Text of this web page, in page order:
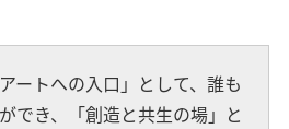
ートへの入口」として、誰も
でき、「創造と共生の場」と